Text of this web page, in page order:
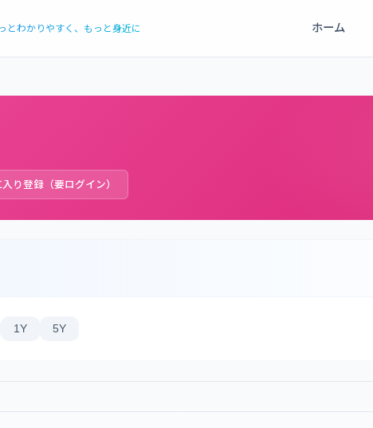
とわかりやすく、もっと身近に ホーム
り登録（要ログイン）
1Y 5Y